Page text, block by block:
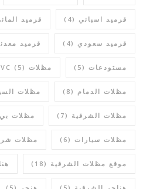
قرميد اسباني (4) قرميد
قرميد سعودي (4) قرميد
مستودعات (5) مظلات BVC (5)
مظلات الدمام (8) مظلات
مظلات الشرقية (7) مظلات
مظلات سيارات (6) مظلات
موقع مظلات الشرقية (18)
هناجر الشرقية (5) هنجر (5)